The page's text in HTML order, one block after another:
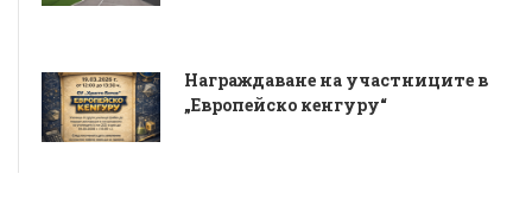
Награждаване на участниците в
„Европейско кенгуру“